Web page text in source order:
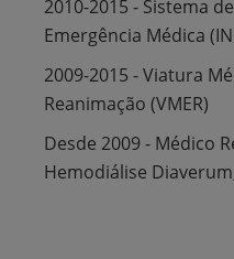
2010-2015 - Sistema
Emergência Médica
2009-2015 - Viatura
Reanimação (VMER)
Desde 2009 - Médico
Hemodiálise